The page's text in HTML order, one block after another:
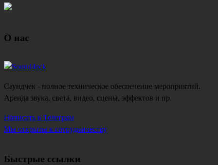
О нас
Саундчек - полное техническое обеспечение мероприятий.
Аренда звука, света, видео, сцены, эффектов и пр.
Написать в Телеграм
Мы открыты к сотрудничеству
Быстрые ссылки